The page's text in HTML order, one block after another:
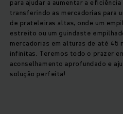
para ajudar a aumentar a
transferindo as mercadorias para
de prateleiras altas, onde um
estreito ou um guindaste
mercadorias em alturas de até 45
infinitas. Teremos todo o prazer
aconselhamento aprofundado e
solução perfeita!